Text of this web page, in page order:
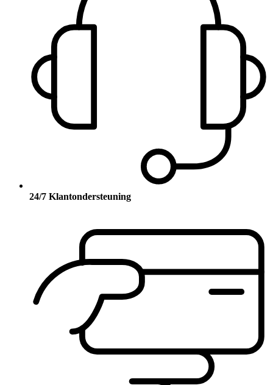
24/7 Klantondersteuning